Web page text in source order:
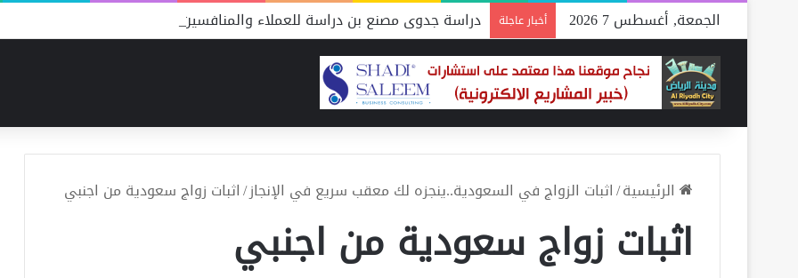
الجمعة, أغسطس 7 2026 أخبار عاجلة دراسة جدوى مصنع بن دراسة للعملاء والمنافسين
الرئيسية/اثبات الزواج في السعودية..ينجزه لك معقب سريع في الإنجاز/اثبات زواج سعودية من اجنبي
اثبات زواج سعودية من اجنبي